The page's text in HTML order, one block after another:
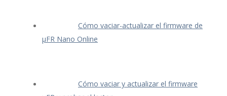
Cómo vaciar-actualizar el firmware de
μFR Nano Online
Cómo vaciar y actualizar el firmware